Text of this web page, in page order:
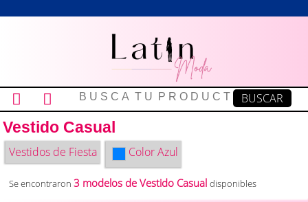
Vestido Casual
Vestidos de Fiesta ColorAzul
Se encontraron3 modelos de Vestido Casualdisponibles